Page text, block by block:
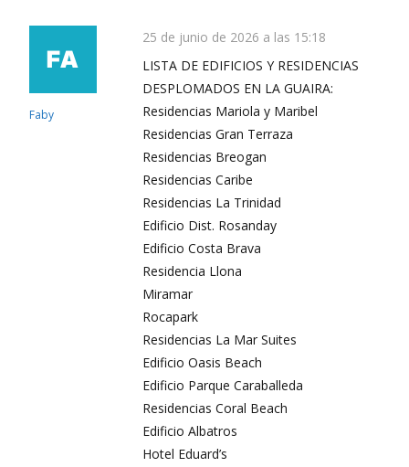
Faby
25 de junio de 2026 a las 15:18
LISTA DE EDIFICIOS Y RESIDENCIAS
DESPLOMADOS EN LA GUAIRA:
Residencias Mariola y Maribel
Residencias Gran Terraza
Residencias Breogan
Residencias Caribe
Residencias La Trinidad
Edificio Dist. Rosanday
Edificio Costa Brava
Residencia Llona
Miramar
Rocapark
Residencias La Mar Suites
Edificio Oasis Beach
Edificio Parque Caraballeda
Residencias Coral Beach
Edificio Albatros
Hotel Eduard’s